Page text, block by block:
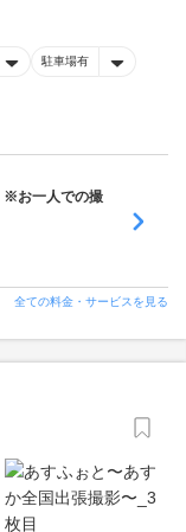
駐車場有
※お一人での撮
全ての料金・サービスを見る